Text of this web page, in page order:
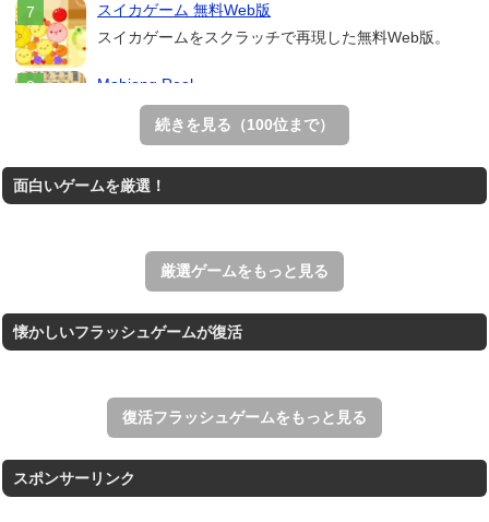
スイカゲーム 無料Web版
スイカゲームをスクラッチで再現した無料Web版。
Mahjong Real
リアルな麻雀牌を使う18種類の上海ゲーム。
王国を構築していく放置系のシミュレーションゲーム。
すべての矢印を画面外へ導くパズルゲーム。
続きを見る（100位まで）
面白いゲームを厳選！
厳選ゲームをもっと見る
懐かしいフラッシュゲームが復活
復活フラッシュゲームをもっと見る
スポンサーリンク